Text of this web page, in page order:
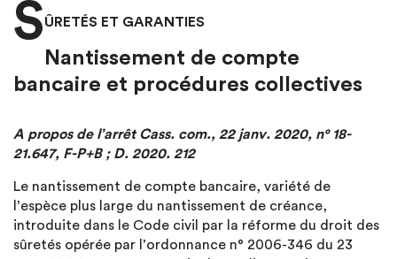
SÛRETÉS ET GARANTIES
Nantissement de compte
bancaire et procédures collectives
A propos de l’arrêt Cass. com., 22 janv. 2020, n° 18-
21.647, F-P+B ; D. 2020. 212
Le nantissement de compte bancaire, variété de
l’espèce plus large du nantissement de créance,
introduite dans le Code civil par la réforme du droit des
sûretés opérée par l’ordonnance n° 2006-346 du 23